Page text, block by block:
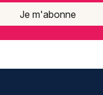
Je m'abonne